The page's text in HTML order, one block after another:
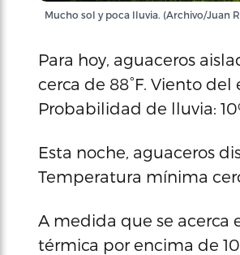
Mucho sol y poca lluvia. (Archivo/Juan
Para hoy, aguaceros
cerca de 88°F. Viento
Probabilidad de lluvia:
Esta noche, aguaceros
Temperatura mínima
A medida que se acerca
térmica por encima de